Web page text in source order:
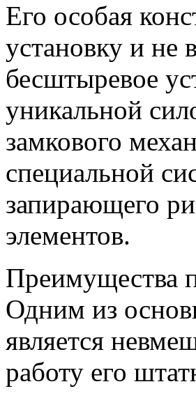
Его особая
установку и не
бесштыревое
уникальной
замкового
специальной
запирающего
элементов.
Преимущества
Одним из
является
работу его